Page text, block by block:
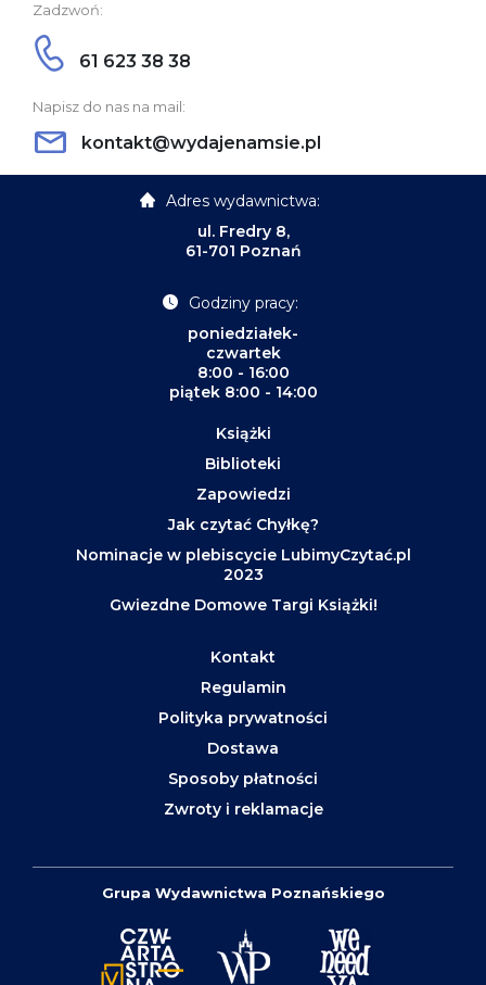
Zadzwoń:
61 623 38 38
Napisz do nas na mail:
kontakt@wydajenamsie.pl
Adres wydawnictwa:
ul. Fredry 8,
61-701 Poznań
Godziny pracy:
poniedziałek-
czwartek
8:00 - 16:00
piątek 8:00 - 14:00
Książki
Biblioteki
Zapowiedzi
Jak czytać Chyłkę?
Nominacje w plebiscycie LubimyCzytać.pl
2023
Gwiezdne Domowe Targi Książki!
Kontakt
Regulamin
Polityka prywatności
Dostawa
Sposoby płatności
Zwroty i reklamacje
Grupa Wydawnictwa Poznańskiego